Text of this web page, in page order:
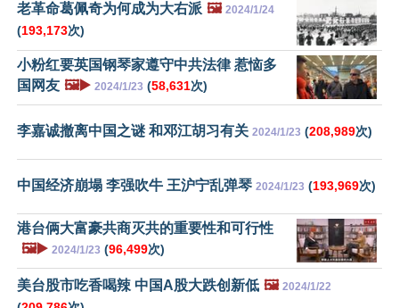
老革命葛佩奇为何成为大右派 🖼️ 2024/1/24
(193,173次)
小粉红要英国钢琴家遵守中共法律 惹恼多
国网友 🖼️▶️ 2024/1/23 (58,631次)
李嘉诚撤离中国之谜 和邓江胡习有关 2024/1/23 (208,989次)
中国经济崩塌 李强吹牛 王沪宁乱弹琴 2024/1/23 (193,969次)
港台俩大富豪共商灭共的重要性和可行性
🖼️▶️ 2024/1/23 (96,499次)
美台股市吃香喝辣 中国A股大跌创新低 🖼️ 2024/1/22